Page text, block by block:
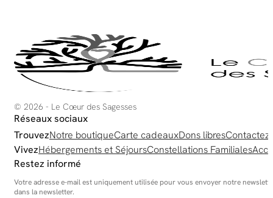
la
page
du
produit
© 2026 - Le Cœur des Sagesses
Réseaux sociaux
TrouvezNotre boutiqueCarte cadeauxDons libres
VivezHébergements et SéjoursConstellations Familiales
Restez informé
Votre adresse e-mail est uniquement utilisée pour vous envoyer notre
dans la newsletter.